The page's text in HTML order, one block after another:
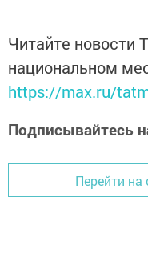
Читайте новости
национальном
https://max.ru/
Подписывайтесь
Перейти на